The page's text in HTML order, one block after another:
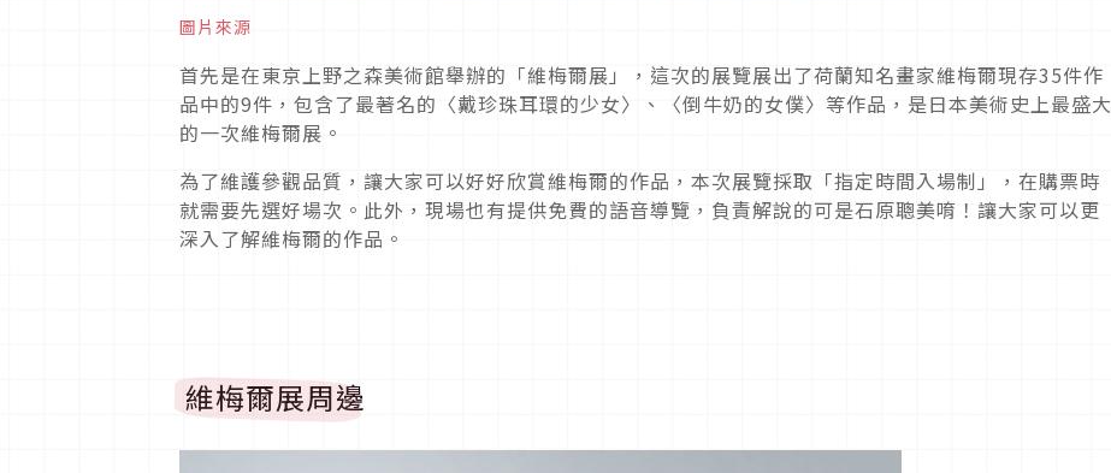
圖片來源
首先是在東京上野之森美術館舉辦的「維梅爾展」，這次的展覽展出了荷蘭知名畫家維梅爾現存35件作
品中的9件，包含了最著名的〈戴珍珠耳環的少女〉、〈倒牛奶的女僕〉等作品，是日本美術史上最盛大
的一次維梅爾展。
為了維護參觀品質，讓大家可以好好欣賞維梅爾的作品，本次展覽採取「指定時間入場制」，在購票時
就需要先選好場次。此外，現場也有提供免費的語音導覽，負責解說的可是石原聰美唷！讓大家可以更
深入了解維梅爾的作品。
維梅爾展周邊